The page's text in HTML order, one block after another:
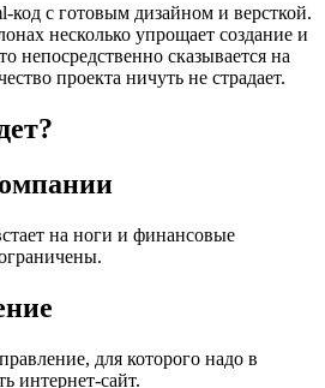
с готовым дизайном и версткой.
несколько упрощает создание и
непосредственно сказывается на
проекта ничуть не страдает.
на ноги и финансовые
для которого надо в
интернет-сайт.